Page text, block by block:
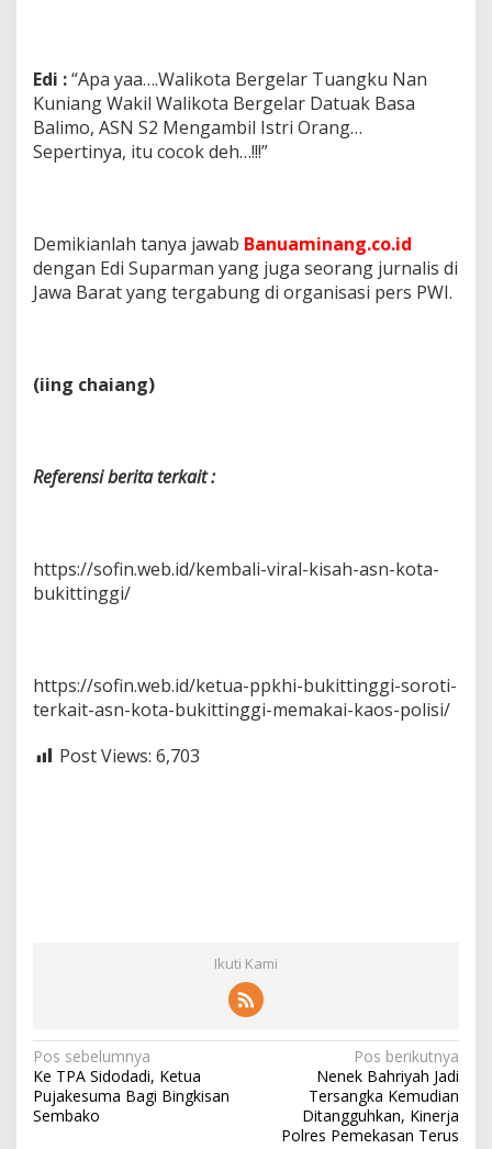
Edi :“Apa yaa….Walikota Bergelar Tuangku Nan
Kuniang Wakil Walikota Bergelar Datuak Basa
Balimo, ASN S2 Mengambil Istri Orang…
Sepertinya, itu cocok deh…!!!”
Demikianlah tanya jawab Banuaminang.co.id
dengan Edi Suparman yang juga seorang jurnalis di
Jawa Barat yang tergabung di organisasi pers PWI.
(iing chaiang)
Referensi berita terkait :
https://sofin.web.id/kembali-viral-kisah-asn-kota-
bukittinggi/
https://sofin.web.id/ketua-ppkhi-bukittinggi-soroti-
terkait-asn-kota-bukittinggi-memakai-kaos-polisi/
Post Views: 6,703
Ikuti Kami
N
a
v
Pos sebelumnya
Ke TPA Sidodadi, Ketua
Pujakesuma Bagi Bingkisan
Sembako
Pos berikutnya
Nenek Bahriyah Jadi
Tersangka Kemudian
Ditangguhkan, Kinerja
Polres Pemekasan Terus